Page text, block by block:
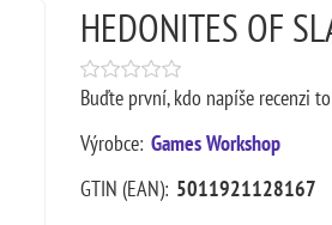
HEDONITES OF
Buďte první, kdo napíše recenzi
Výrobce: Games Workshop
GTIN (EAN): 5011921128167